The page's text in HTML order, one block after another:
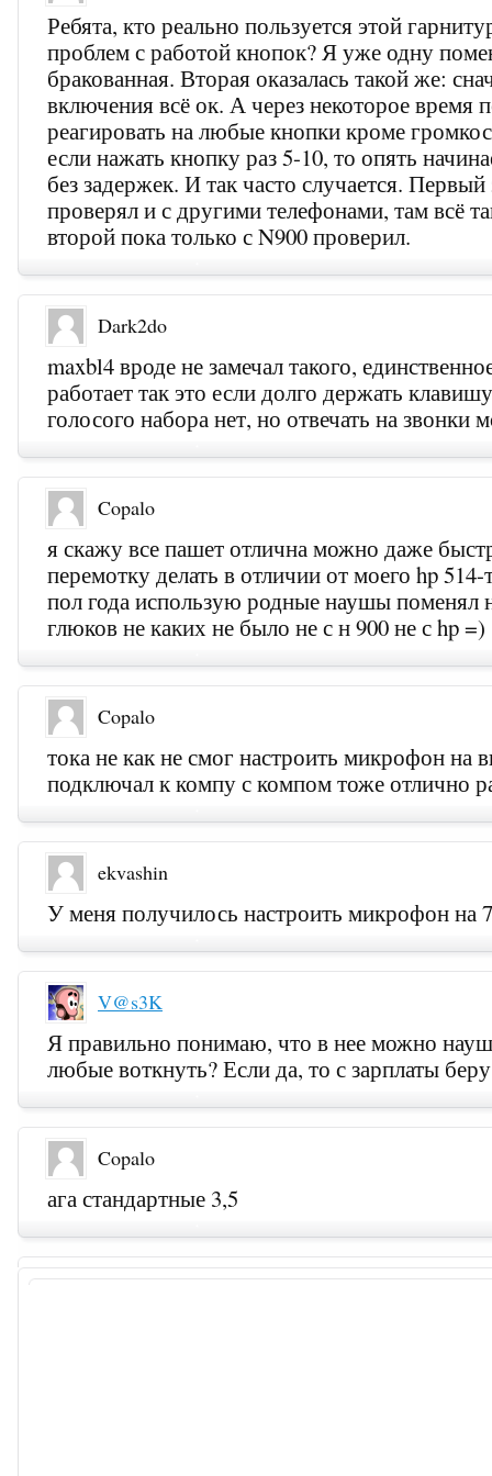
Ребята, кто реально пользуется этой
проблем с работой кнопок? Я уже одну
бракованная. Вторая оказалась такой же:
включения всё ок. А через некоторое время
реагировать на любые кнопки кроме
если нажать кнопку раз 5-10, то опять
без задержек. И так часто случается.
проверял и с другими телефонами, там всё
второй пока только с N900 проверил.
Dark2do
maxbl4 вроде не замечал такого,
работает так это если долго держать
голосого набора нет, но отвечать на звонки
Copalo
я скажу все пашет отлична можно даже
перемотку делать в отличии от моего hp
пол года использую родные наушы поменял
глюков не каких не было не с н 900 не с hp =)
Copalo
тока не как не смог настроить микрофон на
подключал к компу с компом тоже отлично
ekvashin
У меня получилось настроить микрофон на
V@s3K
Я правильно понимаю, что в нее можно
любые воткнуть? Если да, то с зарплаты
Copalo
ага стандартные 3,5